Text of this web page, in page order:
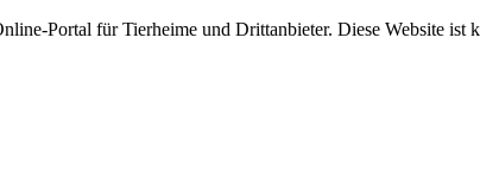
Portal für Tierheime und Drittanbieter. Diese Website ist